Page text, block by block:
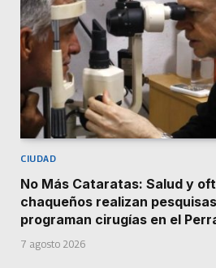
CIUDAD
No Más Cataratas: Salud y
chaqueños realizan
programan cirugías en el
7 agosto 2026